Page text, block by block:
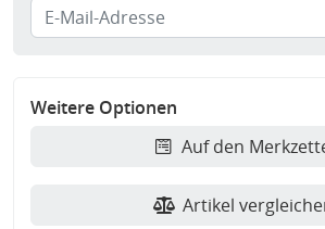
Weitere Optionen
Auf den
Artikel